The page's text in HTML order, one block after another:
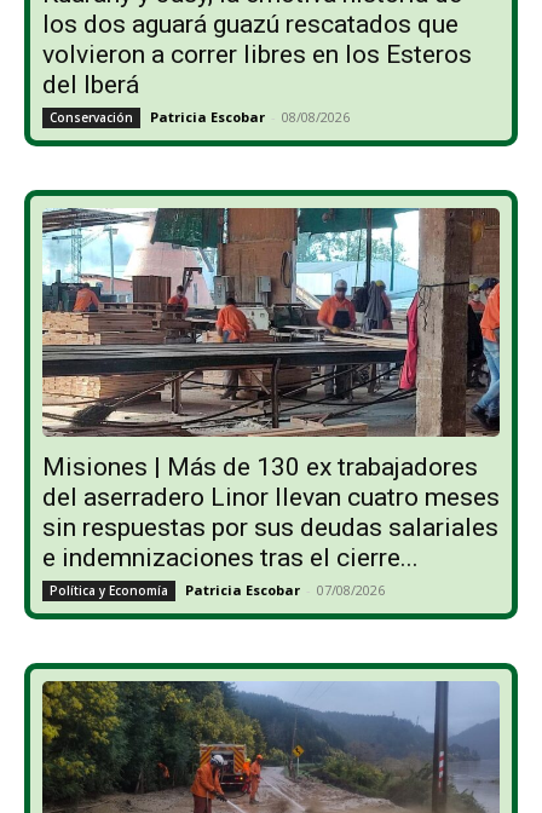
los dos aguará guazú rescatados que
volvieron a correr libres en los Esteros
del Iberá
Conservación Patricia Escobar - 08/08/2026
Misiones | Más de 130 ex trabajadores
del aserradero Linor llevan cuatro meses
sin respuestas por sus deudas salariales
e indemnizaciones tras el cierre...
Política y Economía Patricia Escobar - 07/08/2026